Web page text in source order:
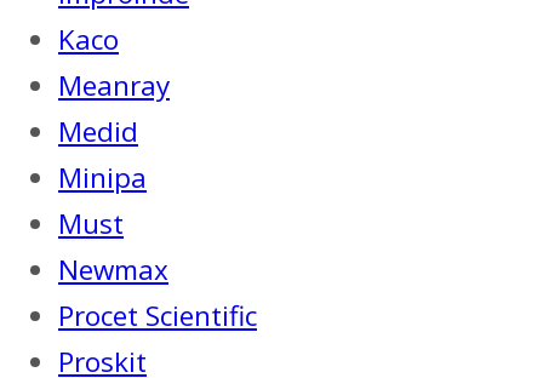
Kaco
Meanray
Medid
Minipa
Must
Newmax
Procet Scientific
Proskit